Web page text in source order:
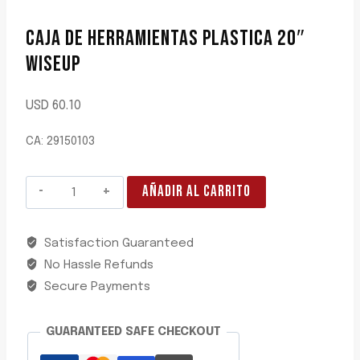
CAJA DE HERRAMIENTAS PLASTICA 20″
WISEUP
USD 60.10
CA: 29150103
CAJA
DE
PLASTICA
20"
WISEUP
AÑADIR AL CARRITO
Satisfaction Guaranteed
No Hassle Refunds
Secure Payments
GUARANTEED SAFE CHECKOUT